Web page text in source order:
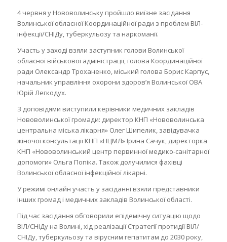
4 червня у Нововолинську пройшло виїзне засідання
Волинської обласної Координаційної ради з проблем ВІЛ-
інфекції/СНІДу, туберкульозу та наркоманії.
Участь у заході взяли заступник голови Волинської
обласної військової адміністрації, голова Координаційної
ради Олександр Троханенко, міський голова Борис Карпус,
начальник управління охорони здоров’я Волинської ОВА
Юрій Легкодух.
З доповідями виступили керівники медичних закладів
Нововолинської громади: директор КНП «Нововолинська
центральна міська лікарня» Олег Шипелик, завідувачка
жіночої консультації КНП «НЦМЛ» Ірина Сачук, директорка
КНП «Нововолинський центр первинної медико-санітарної
допомоги» Ольга Попіка. Також долучилися фахівці
Волинської обласної інфекційної лікарні.
У режимі онлайн участь у засіданні взяли представники
інших громад і медичних закладів Волинської області.
Під час засідання обговорили епідемічну ситуацію щодо
ВІЛ/СНІДу на Волині, хід реалізації Стратегії протидії ВІЛ/
СНІДу, туберкульозу та вірусним гепатитам до 2030 року,